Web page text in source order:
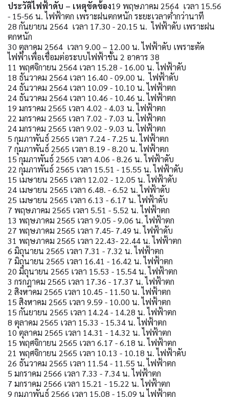
ประวัติไฟฟ้าดับ – เหตุขัดข้อง19 พฤษภาคม 2564 เวลา 15.56
- 15-56 น. ไฟฟ้าตก เพราะฝนตกหนัก ระยะเวลาต่ำกว่านาที
28 กันยายน 2564 เวลา 17.30 - 20.15 น. ไฟฟ้าดับ เพราะฝน
ตกหนัก
30 ตุลาคม 2564 เวลา 9.00 – 12.00 น. ไฟฟ้าดับ เพราะตัด
ไฟฟ้าเพื่อเชื่อมต่อระบบไฟฟ้าชั้น 2 อาคาร 38
11 พฤศจิกายน 2564 เวลา 15.28 - 16.00 น. ไฟฟ้าดับ
18 ธันวาคม 2564 เวลา 16.40 - 09.00 น. ไฟฟ้าดับ
24 ธันวาคม 2564 เวลา 10.09 - 10.10 น. ไฟฟ้าตก
24 ธันวาคม 2564 เวลา 10.46 - 10.46 น. ไฟฟ้าตก
19 มกราคม 2565 เวลา 4.02 - 4.03 น. ไฟฟ้าตก
22 มกราคม 2565 เวลา 7.02 - 7.03 น. ไฟฟ้าตก
24 มกราคม 2565 เวลา 9.02 - 9.03 น. ไฟฟ้าตก
5 กุมภาพันธ์ 2565 เวลา 7.24 - 7.25 น. ไฟฟ้าตก
7 กุมภาพันธ์ 2565 เวลา 8.19 - 8.20 น. ไฟฟ้าตก
15 กุมภาพันธ์ 2565 เวลา 4.06 - 8.26 น. ไฟฟ้าดับ
22 กุมภาพันธ์ 2565 เวลา 15.51 - 15.55 น. ไฟฟ้าดับ
15 เมษายน 2565 เวลา 12.02 - 12.05 น. ไฟฟ้าดับ
24 เมษายน 2565 เวลา 6.48. - 6.52 น. ไฟฟ้าดับ
25 เมษายน 2565 เวลา 6.13 - 6.17 น. ไฟฟ้าดับ
7 พฤษภาคม 2565 เวลา 5.51 - 5.52 น. ไฟฟ้าตก
13 พฤษภาคม 2565 เวลา 9.05 - 9.06 น. ไฟฟ้าตก
27 พฤษภาคม 2565 เวลา 7.45- 7.49 น. ไฟฟ้าดับ
31 พฤษภาคม 2565 เวลา 22.43- 22.44 น. ไฟฟ้าตก
6 มิถุนายน 2565 เวลา 7.31 - 7.32 น. ไฟฟ้าตก
7 มิถุนายน 2565 เวลา 16.41 - 16.42 น. ไฟฟ้าตก
20 มิถุนายน 2565 เวลา 15.53 - 15.54 น. ไฟฟ้าตก
3 กรกฎาคม 2565 เวลา 17.36 - 17.37 น. ไฟฟ้าตก
2 สิงหาคม 2565 เวลา 10.45 - 11.50 น. ไฟฟ้าตก
15 สิงหาคม 2565 เวลา 9.59 - 10.00 น. ไฟฟ้าตก
15 กันยายน 2565 เวลา 14.24 - 14.28 น. ไฟฟ้าตก
8 ตุลาคม 2565 เวลา 15.33 - 15.34 น. ไฟฟ้าตก
10 ตุลาคม 2565 เวลา 14.31 - 14.32 น. ไฟฟ้าตก
15 พฤศจิกายน 2565 เวลา 6.17 - 6.18 น. ไฟฟ้าตก
21 พฤศจิกายน 2565 เวลา 10.13 - 10.18 น. ไฟฟ้าดับ
26 ธันวาคม 2565 เวลา 11.54 - 11.55 น. ไฟฟ้าตก
5 มกราคม 2566 เวลา 7.33 - 7.34 น. ไฟฟ้าตก
7 มกราคม 2566 เวลา 15.21 - 15.22 น. ไฟฟ้าตก
9 กุมภาพันธ์ 2566 เวลา 15.08 - 15.09 น ไฟฟ้าตก